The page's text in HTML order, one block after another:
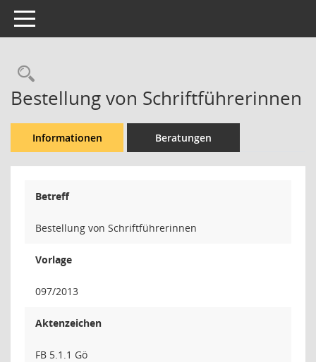
Toggle navigation
Rechercheauswahl
Bestellung von Schriftführerinnen
Informationen Beratungen
Betreff
Bestellung von Schriftführerinnen
Vorlage
097/2013
Aktenzeichen
FB 5.1.1 Gö